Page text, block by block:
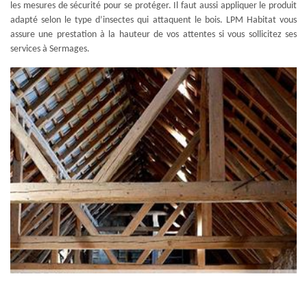
les mesures de sécurité pour se protéger. Il faut aussi appliquer le produit
adapté selon le type d’insectes qui attaquent le bois. LPM Habitat vous
assure une prestation à la hauteur de vos attentes si vous sollicitez ses
services à Sermages.